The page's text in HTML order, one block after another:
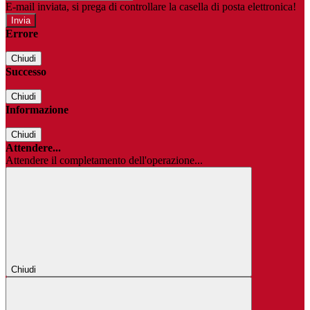
E-mail inviata, si prega di controllare la casella di posta elettronica!
Errore
Chiudi
Successo
Chiudi
Informazione
Chiudi
Attendere...
Attendere il completamento dell'operazione...
Chiudi